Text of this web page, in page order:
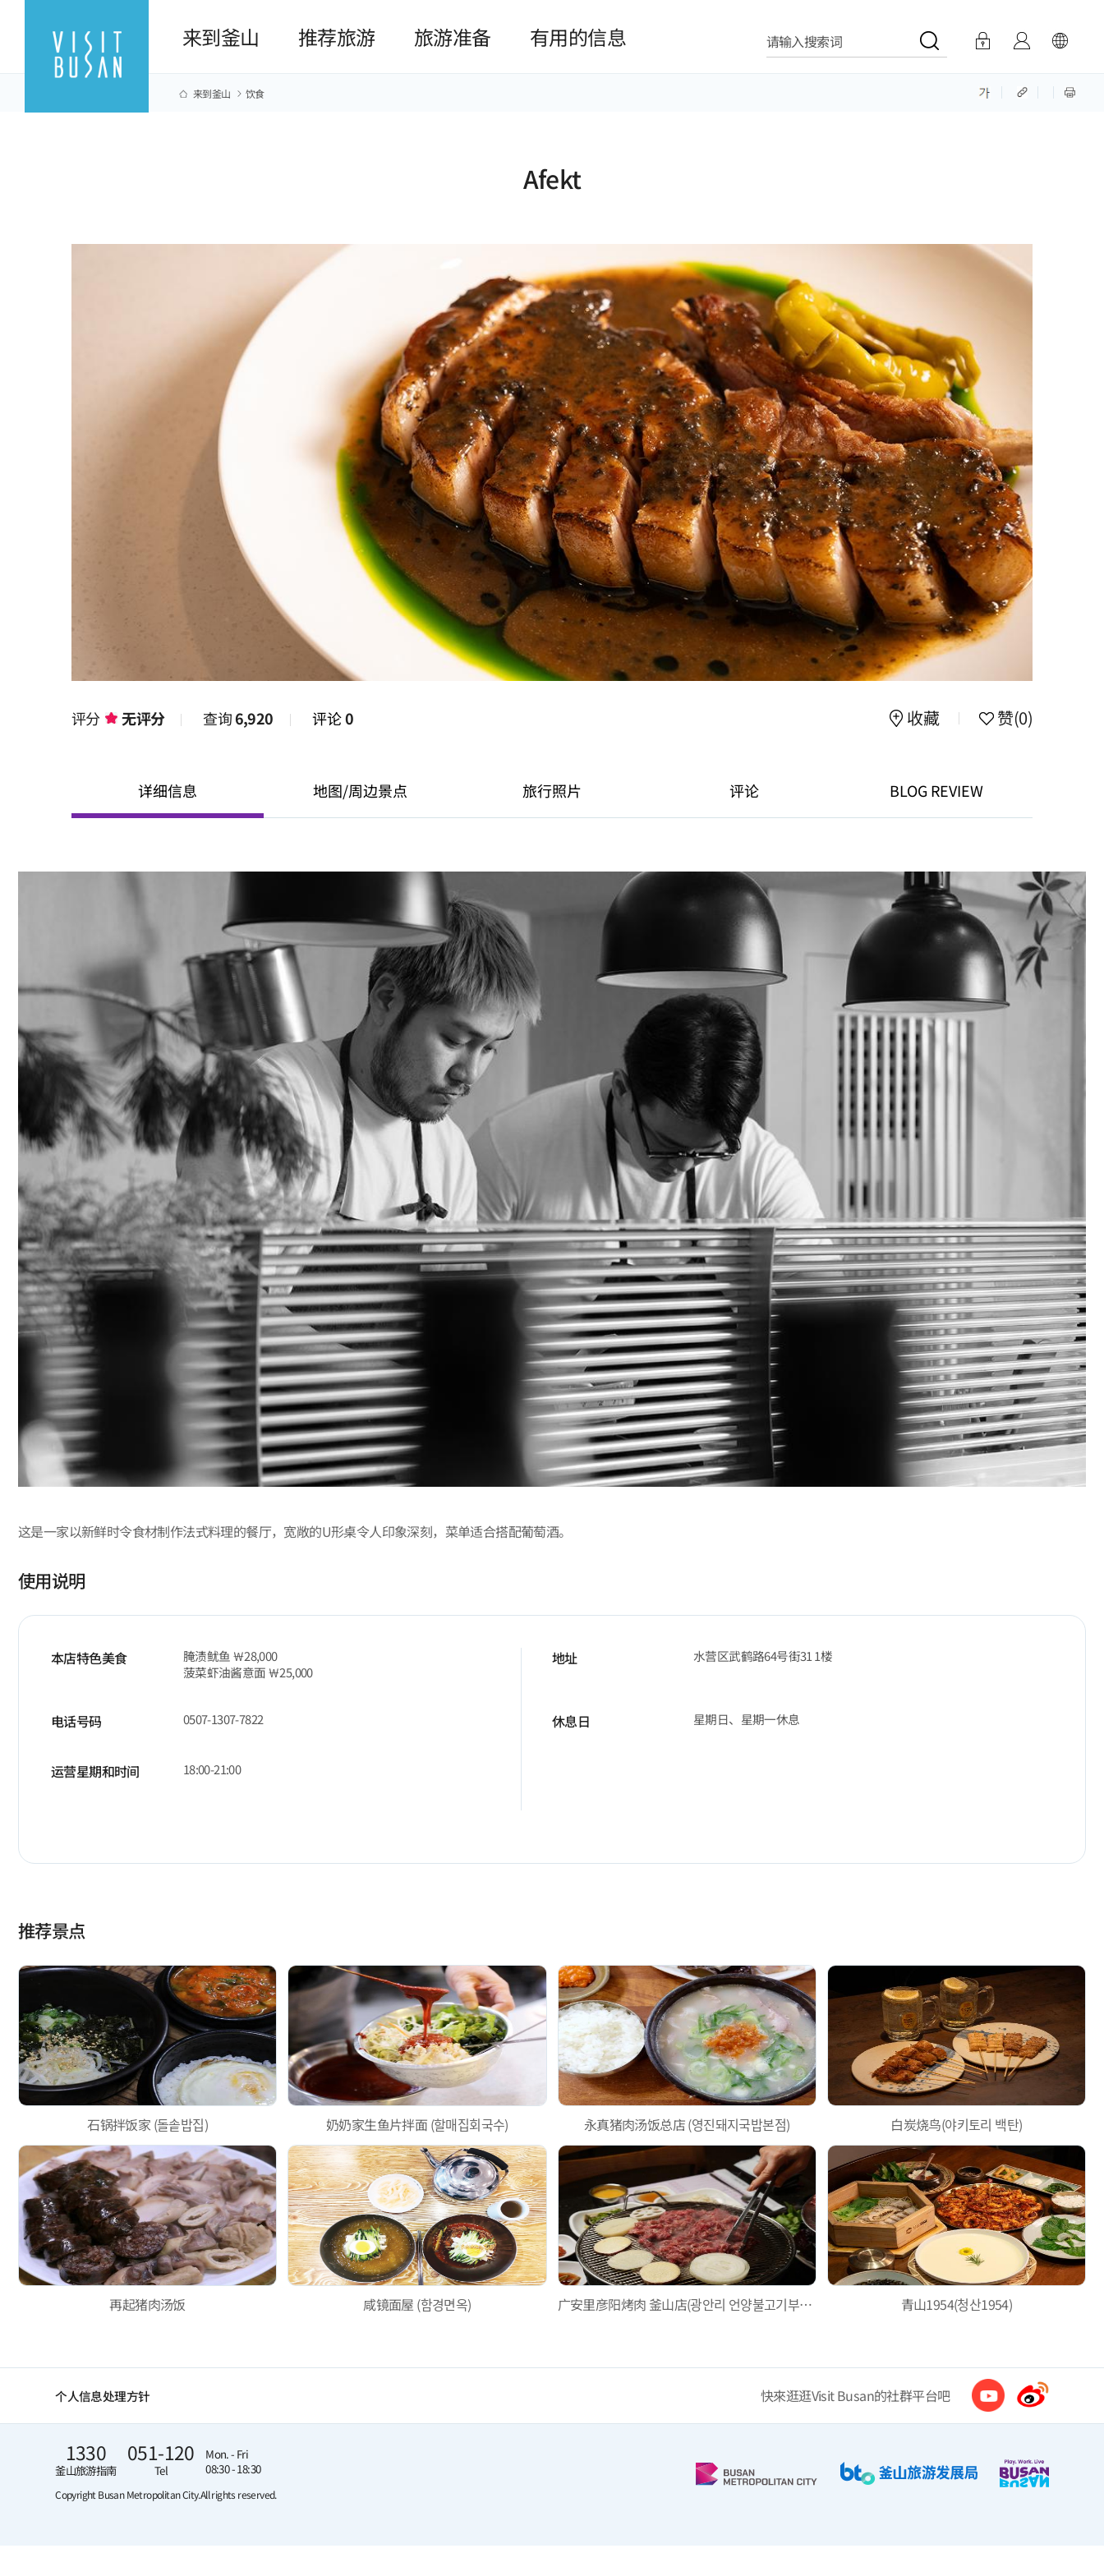
来到釜山 推荐旅游 旅游准备 有用的信息 请输入搜索词
来到釜山 饮食
Afekt
评分 无评分 查询6,920 评论0 收藏 赞(0)
详细信息 地图/周边景点 旅行照片 评论 BLOG REVIEW
这是一家以新鲜时令食材制作法式料理的餐厅，宽敞的U形桌令人印象深刻，菜单适合搭配葡萄酒。
使用说明
本店特色美食
腌渍鱿鱼 ￦28,000
菠菜虾油酱意面 ￦25,000
地址 水营区武鹤路64号街31 1楼
电话号码 0507-1307-7822 休息日 星期日、星期一休息
运营星期和时间 18:00-21:00
推荐景点
石锅拌饭家 (돌솥밥집) 奶奶家生鱼片拌面 (할매집회국수) 永真猪肉汤饭总店 (영진돼지국밥본점) 白炭烧鸟(야키토리 백탄)
再起猪肉汤饭 咸镜面屋 (함경면옥) 广安里彦阳烤肉 釜山店(광안리 언양불고기부산집) 青山1954(청산1954)
个人信息处理方针 快來逛逛Visit Busan的社群平台吧
1330
釜山旅游指南
051-120
Tel
Mon. - Fri
08:30 - 18:30
Copyright Busan Metropolitan City.All rights reserved.